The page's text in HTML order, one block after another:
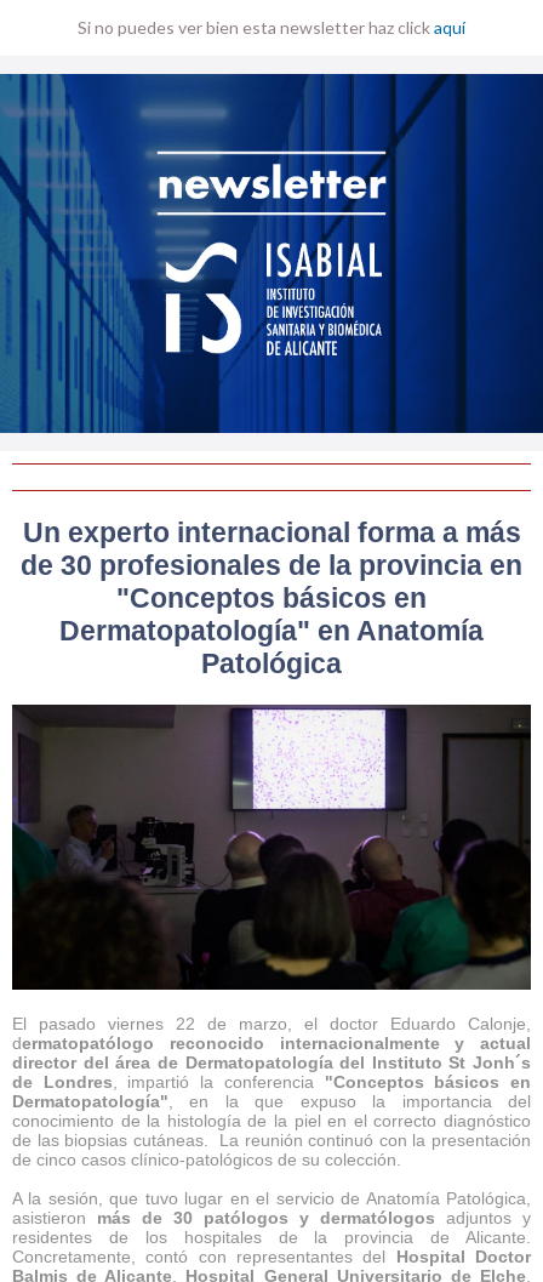
Si no puedes ver bien esta newsletter haz clickaquí
Un experto internacional forma a más
de 30 profesionales de la provincia en
"Conceptos básicos en
Dermatopatología" en Anatomía
Patológica
El pasado viernes 22 de marzo, el doctor Eduardo Calonje,
dermatopatólogo reconocido internacionalmente y actual
director del área de Dermatopatología del Instituto St Jonh´s
de Londres , impartió la conferencia "Conceptos básicos en
Dermatopatología" , en la que expuso la importancia del
conocimiento de la histología de la piel en el correcto diagnóstico
de las biopsias cutáneas. La reunión continuó con la presentación
de cinco casos clínico-patológicos de su colección.
A la sesión, que tuvo lugar en el servicio de Anatomía Patológica,
asistieron más de 30 patólogos y dermatólogos adjuntos y
residentes de los hospitales de la provincia de Alicante.
Concretamente, contó con representantes del Hospital Doctor
Balmis de Alicante
Hospital General Universitario de Elche